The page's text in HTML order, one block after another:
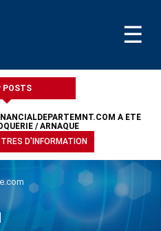
☰
POSTS
A ÉTÉ
/ ARNAQUE
D'INFORMATION